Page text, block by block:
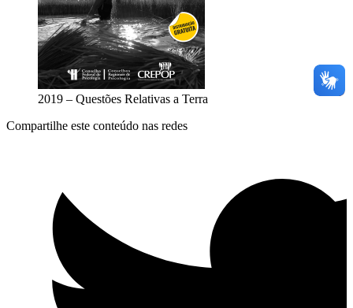
2019 – Questões Relativas a Terra
Compartilhe este conteúdo nas redes